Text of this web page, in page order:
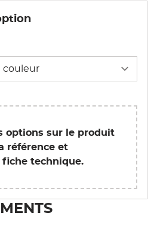
options sur le produit
référence et
technique.